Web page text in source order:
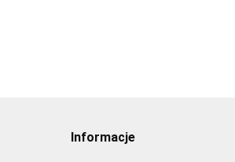
Informacje